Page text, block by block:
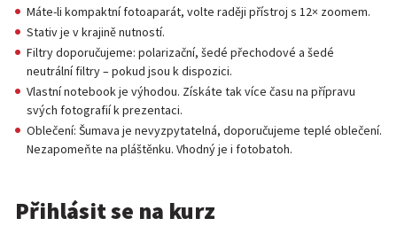
Máte-li kompaktní fotoaparát, volte raději přístroj s 12× zoomem.
Stativ je v krajině nutností.
Filtry doporučujeme: polarizační, šedé přechodové a šedé
neutrální filtry – pokud jsou k dispozici.
Vlastní notebook je výhodou. Získáte tak více času na přípravu
svých fotografií k prezentaci.
Oblečení: Šumava je nevyzpytatelná, doporučujeme teplé oblečení.
Nezapomeňte na pláštěnku. Vhodný je i fotobatoh.
Přihlásit se na kurz